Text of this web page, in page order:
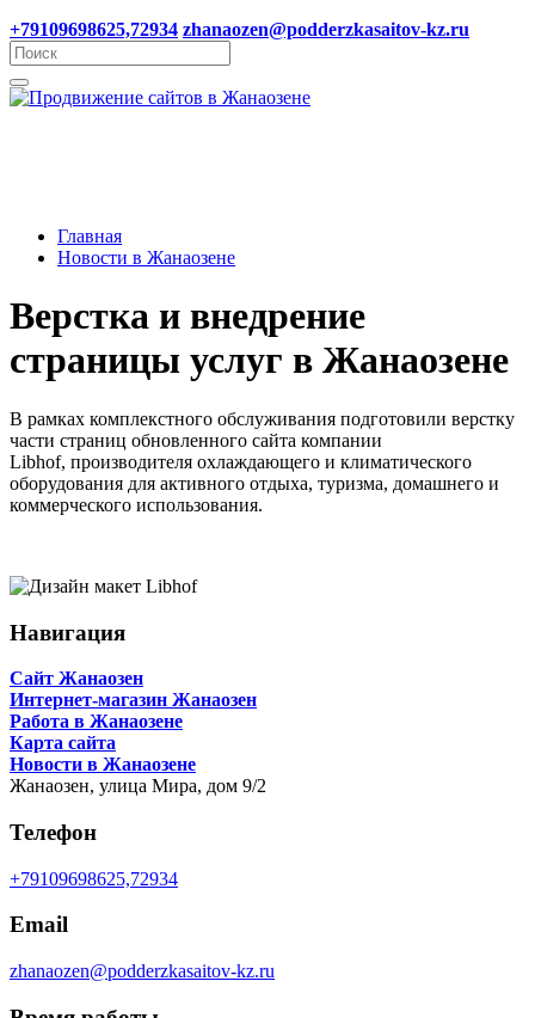
+79109698625,72934 zhanaozen@podderzkasaitov-kz.ru
Главная
Новости в Жанаозене
Верстка и внедрение
страницы услуг в Жанаозене
В рамках комплекстного обслуживания подготовили верстку
части страниц обновленного сайта компании
Libhof, производителя охлаждающего и климатического
оборудования для активного отдыха, туризма, домашнего и
коммерческого использования.
Навигация
Сайт Жанаозен
Интернет-магазин Жанаозен
Работа в Жанаозене
Карта сайта
Новости в Жанаозене
Жанаозен, улица Мира, дом 9/2
Телефон
+79109698625,72934
Email
zhanaozen@podderzkasaitov-kz.ru